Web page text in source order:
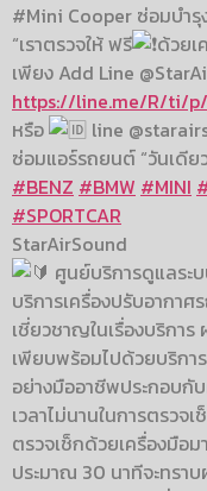
#Mini Cooper ซ่อมบำรุ
“เราตรวจให้ ฟรี
ด้วยเ
เพียง Add Line
https://line.me/R/ti/
หรือ
line
ซ่อมแอร์รถยนต์ “วันเดีย
#BENZ #BMW #MINI
#SPORTCAR
StarAirSound
ศูนย์บริการดูแลระ
บริการเครื่องปรับอากา
เชี่ยวชาญในเรื่องบริกา
เพียบพร้อมไปด้วยบริก
อย่างมืออาชีพประกอบ
เวลาไม่นานในการตรวจ
ตรวจเช็กด้วยเครื่องมือ
ประมาณ 30 นาทีจะทราบ